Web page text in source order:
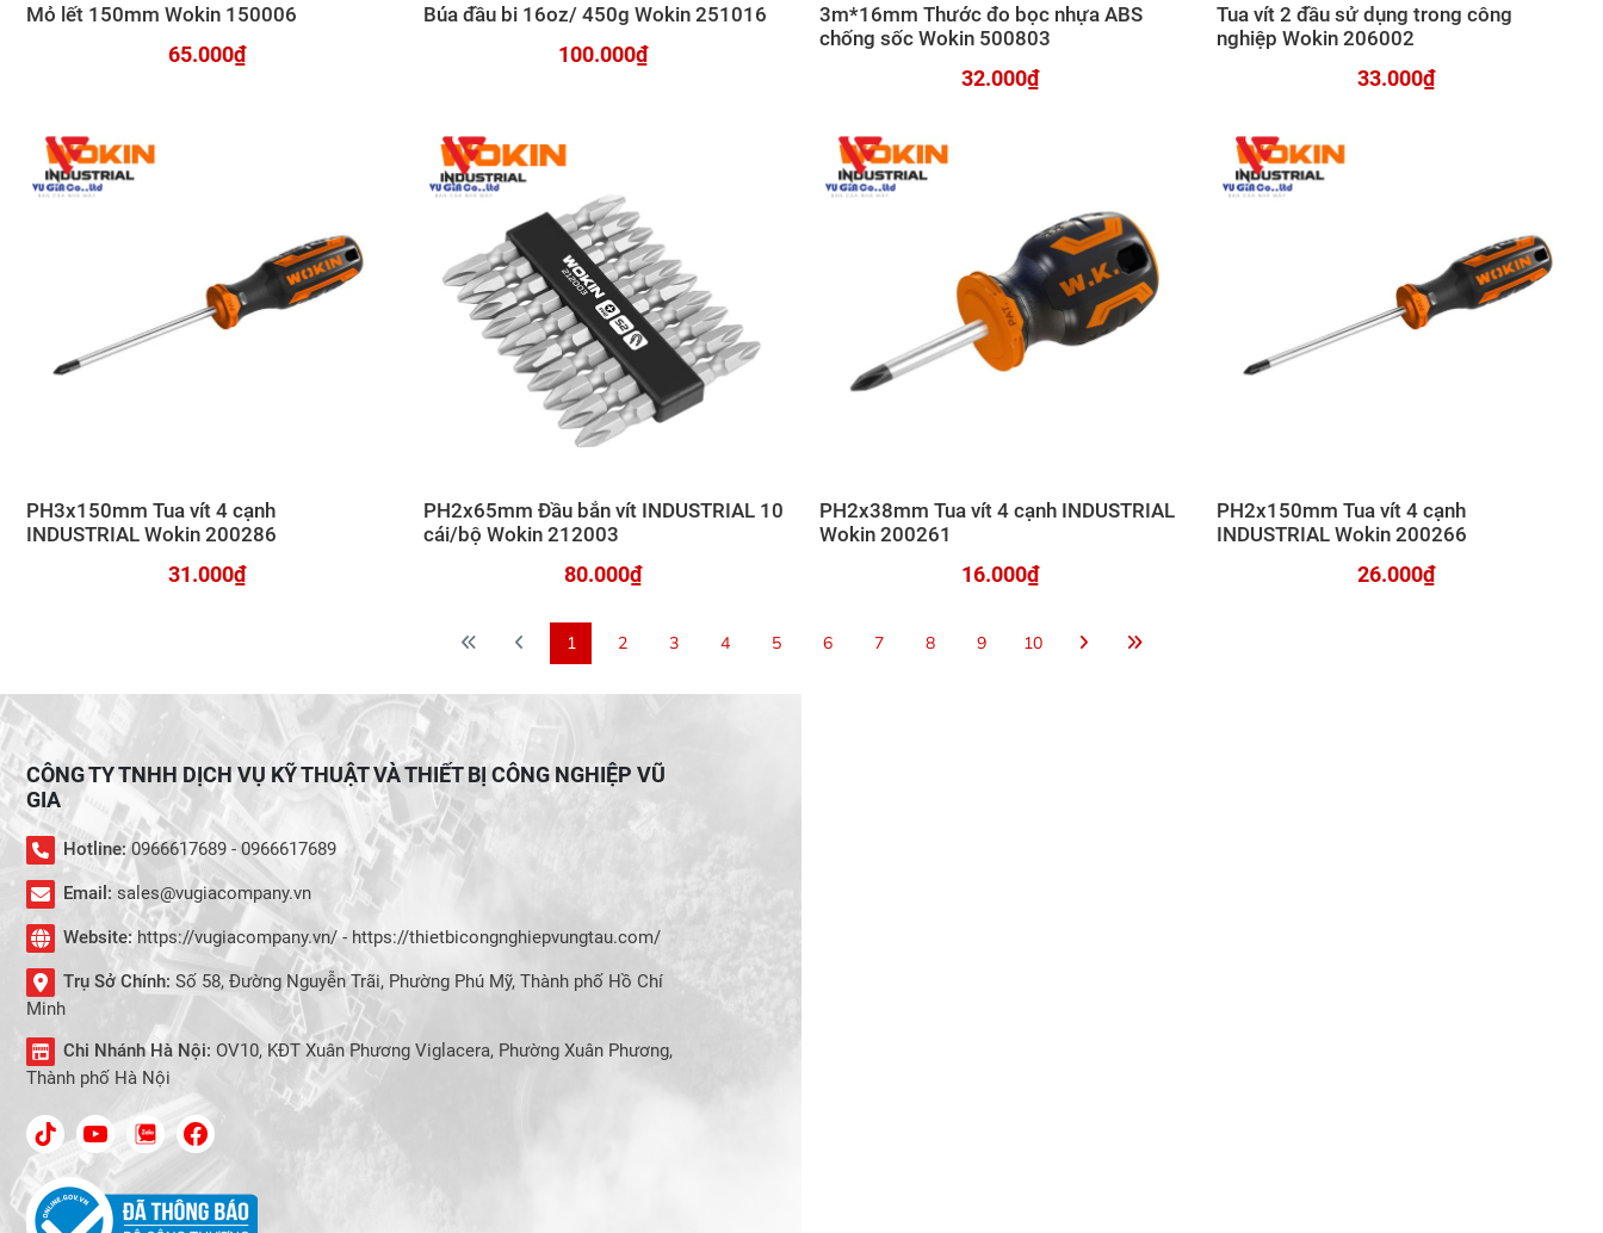
Mỏ lết 150mm Wokin 150006
65.000₫
Búa đầu bi 16oz/ 450g Wokin 251016
100.000₫
3m*16mm Thước đo bọc nhựa ABS
chống sốc Wokin 500803
32.000₫
Tua vít 2 đầu sử dụng trong công
nghiệp Wokin 206002
33.000₫
PH3x150mm Tua vít 4 cạnh
INDUSTRIAL Wokin 200286
31.000₫
PH2x65mm Đầu bắn vít INDUSTRIAL 10
cái/bộ Wokin 212003
80.000₫
PH2x38mm Tua vít 4 cạnh INDUSTRIAL
Wokin 200261
16.000₫
PH2x150mm Tua vít 4 cạnh
INDUSTRIAL Wokin 200266
26.000₫
1 2 3 4 5 6 7 8 9 10
CÔNG TY TNHH DỊCH VỤ KỸ THUẬT VÀ THIẾT BỊ CÔNG NGHIỆP VŨ
GIA
Hotline:0966617689 - 0966617689
Email: sales@vugiacompany.vn
Website: https://vugiacompany.vn/ - https://thietbicongnghiepvungtau.com/
Trụ Sở Chính: Số 58, Đường Nguyễn Trãi, Phường Phú Mỹ, Thành phố Hồ Chí
Minh
Chi Nhánh Hà Nội: OV10, KĐT Xuân Phương Viglacera, Phường Xuân Phương,
Thành phố Hà Nội